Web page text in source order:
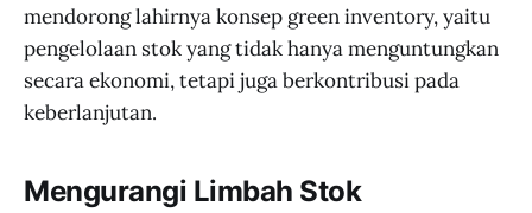
mendorong lahirnya konsep green inventory, yaitu
pengelolaan stok yang tidak hanya menguntungkan
secara ekonomi, tetapi juga berkontribusi pada
keberlanjutan.
Mengurangi Limbah Stok